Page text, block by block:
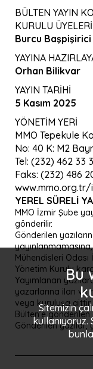
BÜLTEN YAYIN
KURULU ÜYELERİ
Burcu Başpişirici
YAYINA
Orhan Bilikvar
YAYIN TARİHİ
5 Kasım 2025
YÖNETİM YERİ
MMO Tepekule
No: 40 K: M2
Tel: (232) 462 33
Faks: (232) 486
www.mmo.org.tr/
YEREL SÜRELI
MMO İzmir Şube
gönderilir.
Gönderilen
Mühendisleri Odası
Yönetim Kurulu
Yayımlanan
yazarlarına ilan ve
veya kuruluşa aittir.
Bülten’e
Gönderilen yazılar,
Bu
Sitemizin